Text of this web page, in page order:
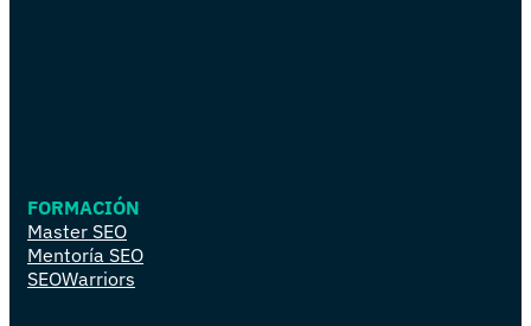
FORMACIÓN
Master SEO
Mentoría SEO
SEOWarriors